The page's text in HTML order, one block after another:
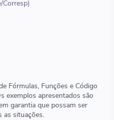
Corresp)
Fórmulas, Funções e Código
exemplos apresentados são
garantia que possam ser
as situações.